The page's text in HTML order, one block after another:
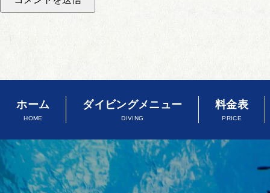
ホーム
HOME
ダイビングメニュー
DIVING
料金表
PRICE